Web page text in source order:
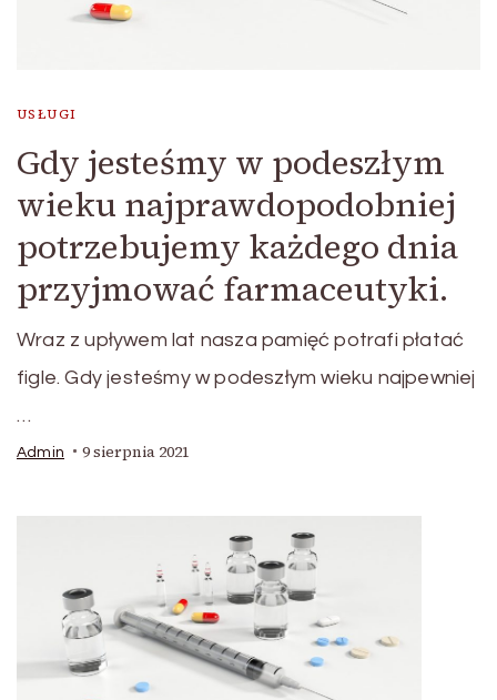
USŁUGI
Gdy jesteśmy w podeszłym
wieku najprawdopodobniej
potrzebujemy każdego dnia
przyjmować farmaceutyki.
Wraz z upływem lat nasza pamięć potrafi płatać
figle. Gdy jesteśmy w podeszłym wieku najpewniej
…
Admin 9 sierpnia 2021